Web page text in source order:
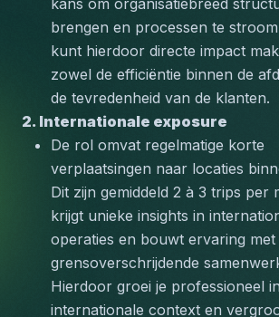
kans om organisatiebreed
brengen en processen te
kunt hierdoor directe impact
zowel de efficiëntie binnen de
de tevredenheid van de klanten.
2. Internationale exposure
De rol omvat regelmatige korte
verplaatsingen naar locaties
Dit zijn gemiddeld 2 à 3 trips per
krijgt unieke insights in
operaties en bouwt ervaring met
grensoverschrijdende
Hierdoor groei je professioneel
internationale context en